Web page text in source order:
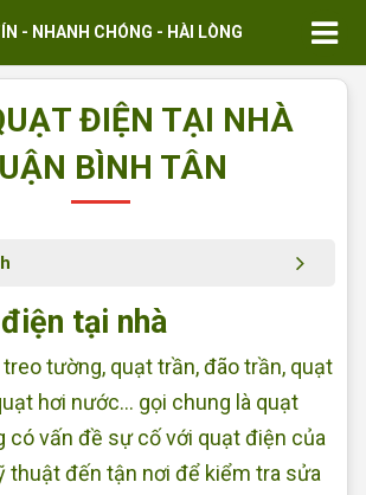
- NHANH CHÓNG - HÀI LÒNG
ĐIỆN TẠI NHÀ
BÌNH TÂN
tại nhà
treo tường, quạt trần, đão trần, quạt
hơi nước... gọi chung là quạt
có vấn đề sự cố với quạt điện của
thuật đến tận nơi để kiểm tra sửa